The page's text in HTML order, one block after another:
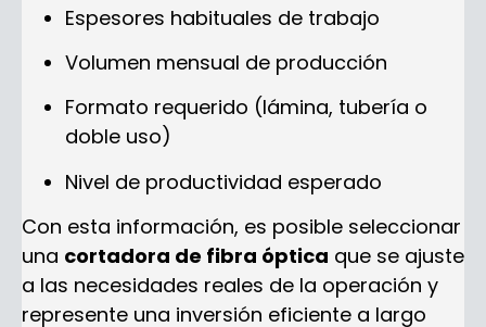
Espesores habituales de trabajo
Volumen mensual de producción
Formato requerido (lámina, tubería o
doble uso)
Nivel de productividad esperado
Con esta información, es posible seleccionar
una cortadora de fibra óptica que se ajuste
a las necesidades reales de la operación y
represente una inversión eficiente a largo